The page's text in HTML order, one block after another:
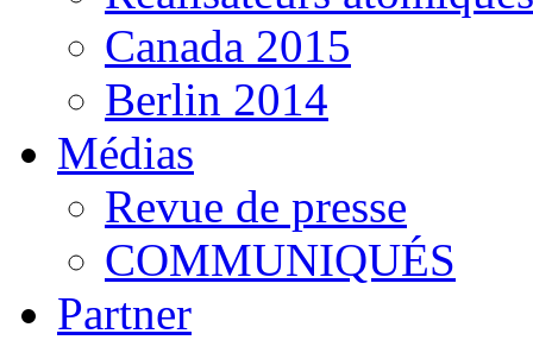
Canada 2015
Berlin 2014
Médias
Revue de presse
COMMUNIQUÉS
Partner